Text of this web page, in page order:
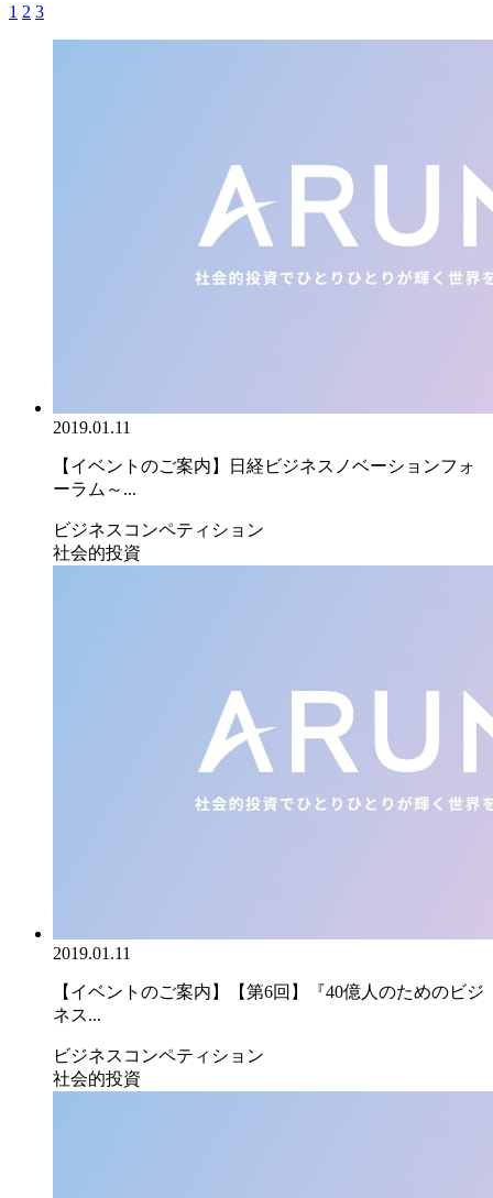
1 2 3
2019.01.11
【イベントのご案内】日経ビジネスノベーションフォ
ーラム～...
ビジネスコンペティション
社会的投資
2019.01.11
【イベントのご案内】【第6回】『40億人のためのビジ
ネス...
ビジネスコンペティション
社会的投資